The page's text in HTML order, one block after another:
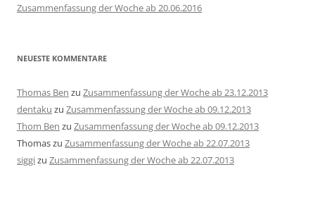
Zusammenfassung der Woche ab 20.06.2016
NEUESTE KOMMENTARE
Thomas Ben zu Zusammenfassung der Woche ab 23.12.2013
dentaku zu Zusammenfassung der Woche ab 09.12.2013
Thom Ben zu Zusammenfassung der Woche ab 09.12.2013
Thomaszu Zusammenfassung der Woche ab 22.07.2013
siggizu Zusammenfassung der Woche ab 22.07.2013